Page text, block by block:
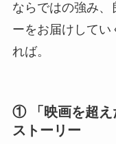
ならではの強み、
ーをお届けしてい
れば。
① 「映画を超え
ストーリー